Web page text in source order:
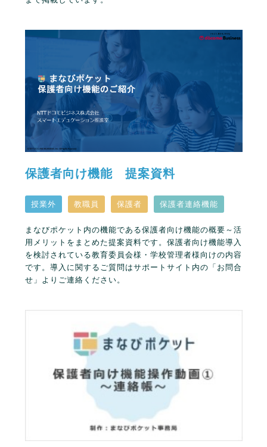
保護者向け機能 提案資料
授業外 教職員 保護者 保護者連絡機能
まなびポケット内の機能である保護者向け機能の概要～活
用メリットをまとめた提案資料です。保護者向け機能導入
を検討されている教育委員会様・学校管理者様向けの内容
です。導入に関するご質問はサポートサイト内の「お問合
せ」よりご連絡ください。